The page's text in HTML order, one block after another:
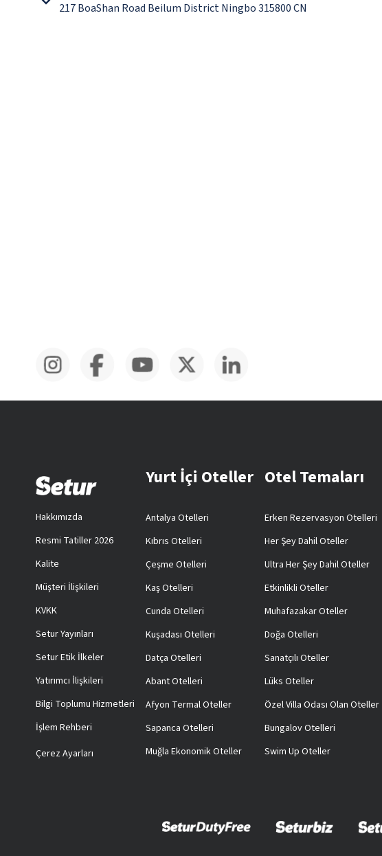
217 BoaShan Road Beilum District Ningbo 315800 CN
Hakkımızda
Resmi Tatiller 2026
Kalite
Müşteri İlişkileri
KVKK
Setur Yayınları
Setur Etik İlkeler
Yatırımcı İlişkileri
Bilgi Toplumu Hizmetleri
İşlem Rehberi
Çerez Ayarları
Yurt İçi Oteller
Antalya Otelleri
Kıbrıs Otelleri
Çeşme Otelleri
Kaş Otelleri
Cunda Otelleri
Kuşadası Otelleri
Datça Otelleri
Abant Otelleri
Afyon Termal Oteller
Sapanca Otelleri
Muğla Ekonomik Oteller
Otel Temaları
Erken Rezervasyon Otelleri
Her Şey Dahil Oteller
Ultra Her Şey Dahil Oteller
Etkinlikli Oteller
Muhafazakar Oteller
Doğa Otelleri
Sanatçılı Oteller
Lüks Oteller
Özel Villa Odası Olan Oteller
Bungalov Otelleri
Swim Up Oteller